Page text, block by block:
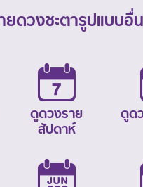
ยดวงชะตารูปแบบอื่น
ดูดวงราย
สัปดาห์
ดูด